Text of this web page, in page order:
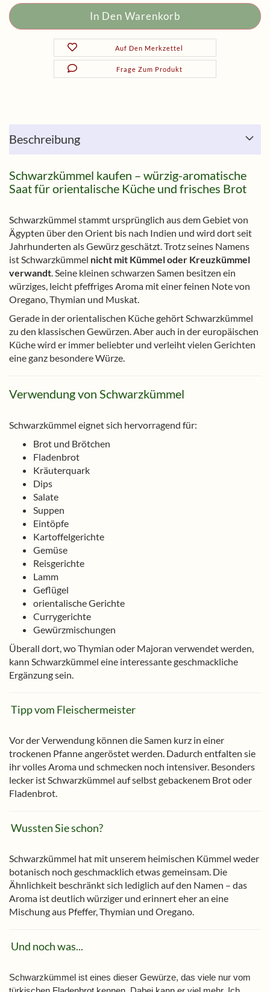
Auf Den Merkzettel
Frage Zum Produkt
Beschreibung
Schwarzkümmel kaufen – würzig-aromatische
Saat für orientalische Küche und frisches Brot
Schwarzkümmel stammt ursprünglich aus dem Gebiet von
Ägypten über den Orient bis nach Indien und wird dort seit
Jahrhunderten als Gewürz geschätzt. Trotz seines Namens
ist Schwarzkümmel nicht mit Kümmel oder Kreuzkümmel
verwandt. Seine kleinen schwarzen Samen besitzen ein
würziges, leicht pfeffriges Aroma mit einer feinen Note von
Oregano, Thymian und Muskat.
Gerade in der orientalischen Küche gehört Schwarzkümmel
zu den klassischen Gewürzen. Aber auch in der europäischen
Küche wird er immer beliebter und verleiht vielen Gerichten
eine ganz besondere Würze.
Verwendung von Schwarzkümmel
Schwarzkümmel eignet sich hervorragend für:
Brot und Brötchen
Fladenbrot
Kräuterquark
Dips
Salate
Suppen
Eintöpfe
Kartoffelgerichte
Gemüse
Reisgerichte
Lamm
Geflügel
orientalische Gerichte
Currygerichte
Gewürzmischungen
Überall dort, wo Thymian oder Majoran verwendet werden,
kann Schwarzkümmel eine interessante geschmackliche
Ergänzung sein.
Tipp vom Fleischermeister
Vor der Verwendung können die Samen kurz in einer
trockenen Pfanne angeröstet werden. Dadurch entfalten sie
ihr volles Aroma und schmecken noch intensiver. Besonders
lecker ist Schwarzkümmel auf selbst gebackenem Brot oder
Fladenbrot.
Wussten Sie schon?
Schwarzkümmel hat mit unserem heimischen Kümmel weder
botanisch noch geschmacklich etwas gemeinsam. Die
Ähnlichkeit beschränkt sich lediglich auf den Namen – das
Aroma ist deutlich würziger und erinnert eher an eine
Mischung aus Pfeffer, Thymian und Oregano.
Und noch was...
Schwarzkümmel ist eines dieser Gewürze, das viele nur vom